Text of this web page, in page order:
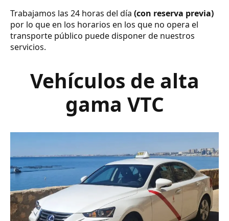
Trabajamos las 24 horas del día (con reserva previa)
por lo que en los horarios en los que no opera el
transporte público puede disponer de nuestros
servicios.
Vehículos de alta
gama VTC